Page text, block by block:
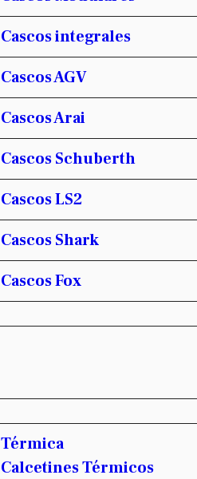
Cascos integrales
Cascos AGV
Cascos Arai
Cascos Schuberth
Cascos LS2
Cascos Shark
Cascos Fox
Térmica
Calcetines Térmicos